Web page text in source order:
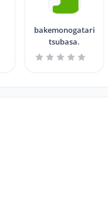
bakemonogatari
tsubasa.